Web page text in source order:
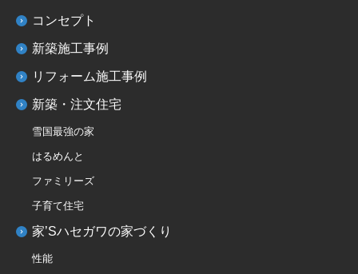
コンセプト
新築施工事例
リフォーム施工事例
新築・注文住宅
雪国最強の家
はるめんと
ファミリーズ
子育て住宅
家’Sハセガワの家づくり
性能